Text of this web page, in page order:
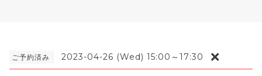
ご予約済み 2023-04-26 (Wed) 15:00～17:30 ❌